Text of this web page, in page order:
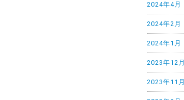
2024年4月
2024年2月
2024年1月
2023年12月
2023年11月